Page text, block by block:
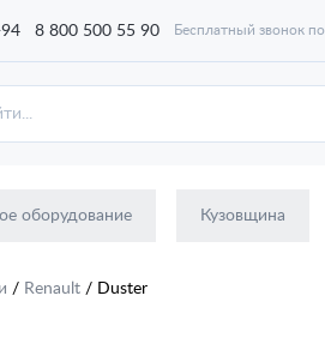
8 800 500 55 90 Бесплатный звонок
оборудование Кузовщина
/ Renault / Duster